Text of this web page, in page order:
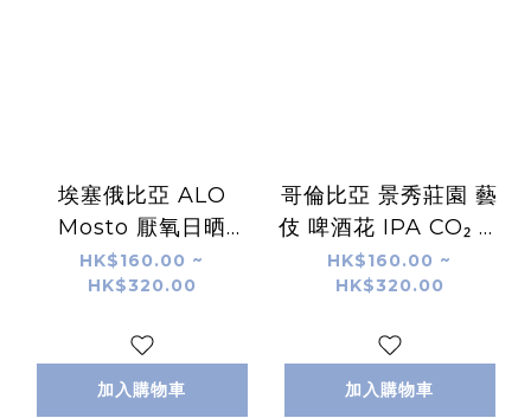
埃塞俄比亞 ALO
Mosto 厭氧日晒
74158 G1
HK$160.00 ~
HK$320.00
加入購物車
哥倫比亞 景秀莊園 藝
伎 啤酒花 IPA CO₂ 蜜
處理
HK$160.00 ~
HK$320.00
加入購物車